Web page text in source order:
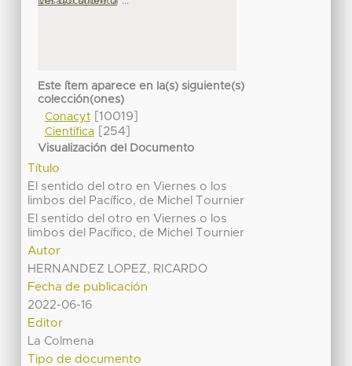
Este ítem aparece en la(s) siguiente(s)
colección(ones)
Conacyt[10019]
Científica[254]
Visualización del Documento
Título
El sentido del otro en Viernes o los
limbos del Pacífico, de Michel Tournier
El sentido del otro en Viernes o los
limbos del Pacífico, de Michel Tournier
Autor
HERNANDEZ LOPEZ, RICARDO
Fecha de publicación
2022-06-16
Editor
La Colmena
Tipo de documento